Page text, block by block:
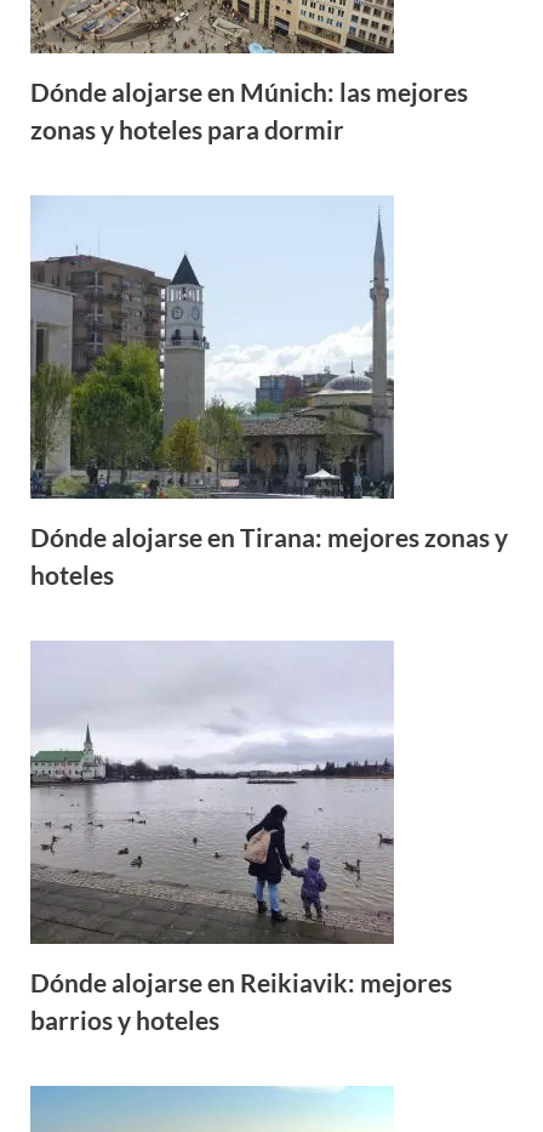
Dónde alojarse en Múnich: las mejores
zonas y hoteles para dormir
Dónde alojarse en Tirana: mejores zonas y
hoteles
Dónde alojarse en Reikiavik: mejores
barrios y hoteles